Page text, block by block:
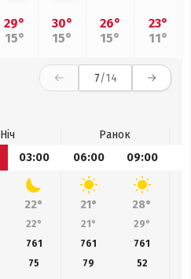
29°
15°
30°
15°
26°
15°
23°
11°
7/14
Ніч
Ранок
03:00 06:00 09:00
22° 21° 28°
22° 21° 29°
761 761 761
75 79
52